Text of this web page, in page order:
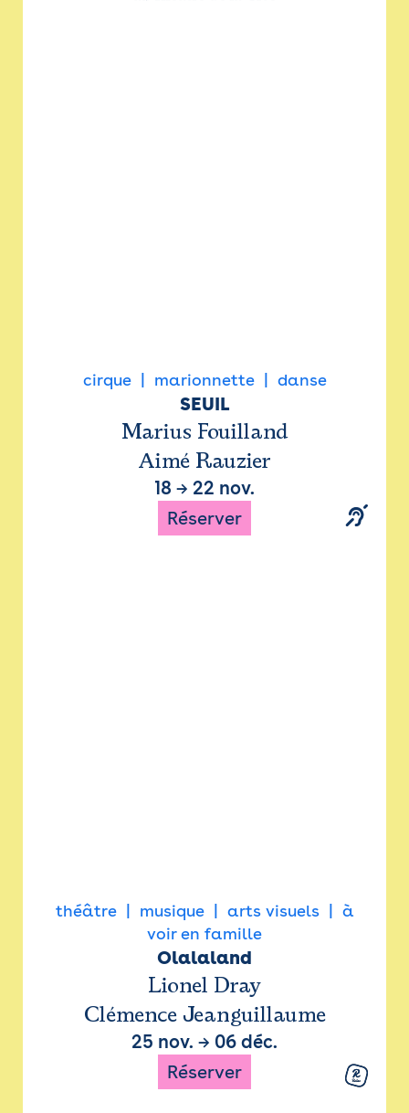
cirque marionnette danse
SEUIL
Marius Fouilland
Aimé Rauzier
18 → 22 nov.
Réserver
théâtre musique arts visuels
à
voir en famille
Olalaland
Lionel Dray
Clémence Jeanguillaume
25 nov. → 06 déc.
Réserver